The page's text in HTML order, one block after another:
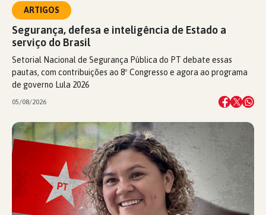
ARTIGOS
Segurança, defesa e inteligência de Estado a
serviço do Brasil
Setorial Nacional de Segurança Pública do PT debate essas
pautas, com contribuições ao 8º Congresso e agora ao programa
de governo Lula 2026
05/08/2026